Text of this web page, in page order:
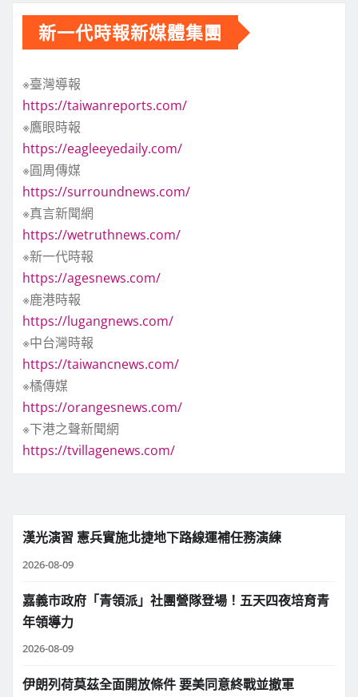
新一代時報新媒體集團
※臺灣導報
https://taiwanreports.com/
※鷹眼時報
https://eagleeyedaily.com/
※圓周傳媒
https://surroundnews.com/
※真言新聞網
https://wetruthnews.com/
※新一代時報
https://agesnews.com/
※鹿港時報
https://lugangnews.com/
※中台灣時報
https://taiwancnews.com/
※橘傳媒
https://orangesnews.com/
※下港之聲新聞網
https://tvillagenews.com/
漢光演習 憲兵實施北捷地下路線運補任務演練
2026-08-09
嘉義市政府「青領派」社團營隊登場！五天四夜培育青
年領導力
2026-08-09
伊朗列荷莫茲全面開放條件 要美同意終戰並撤軍